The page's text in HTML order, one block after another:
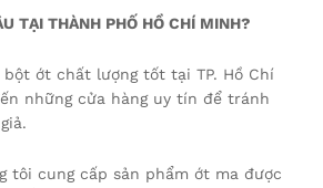
TẠI THÀNH PHỐ HỒ CHÍ MINH?
ớt chất lượng tốt tại TP. Hồ Chí
những cửa hàng uy tín để tránh
tôi cung cấp sản phẩm ớt ma được